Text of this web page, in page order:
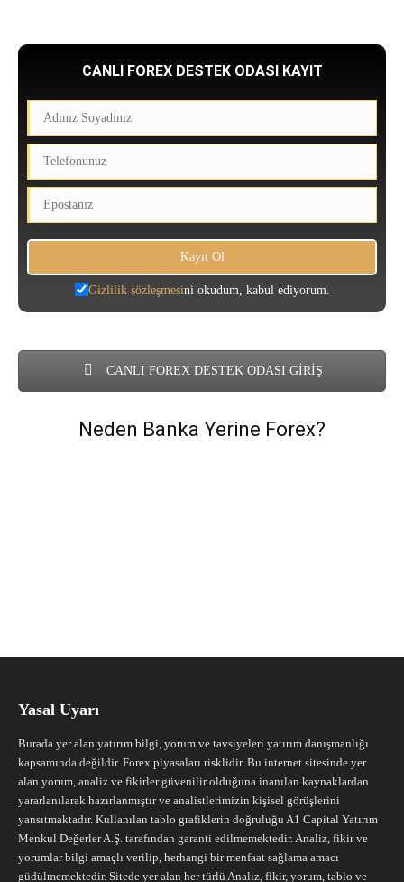
CANLI FOREX DESTEK ODASI KAYIT
Gizlilik sözleşmesini okudum, kabul ediyorum.
CANLI FOREX DESTEK ODASI GİRİŞ
Neden Banka Yerine Forex?
Yasal Uyarı
Burada yer alan yatırım bilgi, yorum ve tavsiyeleri yatırım danışmanlığı
kapsamında değildir. Forex piyasaları risklidir. Bu internet sitesinde yer
alan yorum, analiz ve fikirler güvenilir olduğuna inanılan kaynaklardan
yararlanılarak hazırlanmıştır ve analistlerimizin kişisel görüşlerini
yansıtmaktadır. Kullanılan tablo grafiklerin doğruluğu A1 Capital Yatırım
Menkul Değerler A.Ş. tarafından garanti edilmemektedir. Analiz, fikir ve
yorumlar bilgi amaçlı verilip, herhangi bir menfaat sağlama amacı
güdülmemektedir. Sitede yer alan her türlü Analiz, fikir, yorum, tablo ve